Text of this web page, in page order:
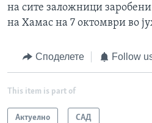
на сите заложници
на Хамас на 7 октомври во
Споделете Follow
This item is part of
Актуелно САД